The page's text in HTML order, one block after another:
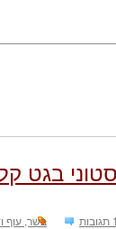
בגט
בשר, עוף